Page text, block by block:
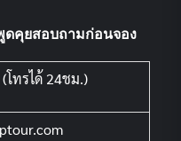
ดคุยสอบถามก่อนจอง
โทรได้ 24ชม.)